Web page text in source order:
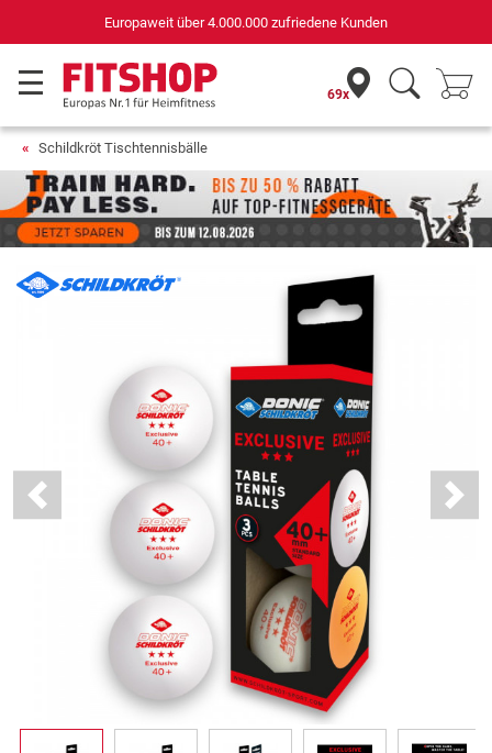
Europaweit über 4.000.000 zufriedene Kunden
69x
Schildkröt Tischtennisbälle
Previous Next